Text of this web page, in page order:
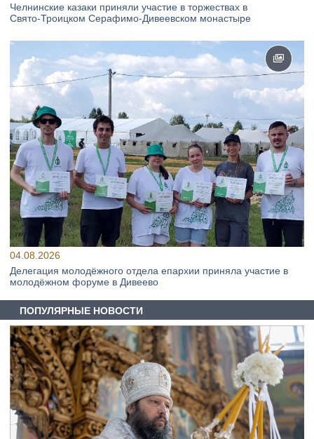
Челнинские казаки приняли участие в торжествах в
Свято‑Троицком Серафимо‑Дивеевском монастыре
04.08.2026
Делегация молодёжного отдела епархии приняла участие в
молодёжном форуме в Дивеево
ПОПУЛЯРНЫЕ НОВОСТИ